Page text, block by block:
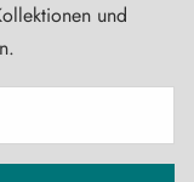
und